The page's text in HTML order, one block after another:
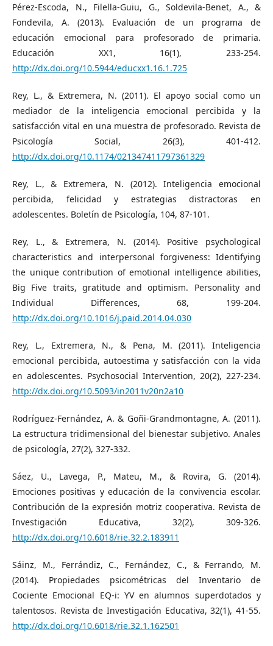
Pérez-Escoda, N., Filella-Guiu, G., Soldevila-Benet, A., &
Fondevila, A. (2013). Evaluación de un programa de
educación emocional para profesorado de primaria.
Educación XX1, 16(1), 233-254.
http://dx.doi.org/10.5944/educxx1.16.1.725
Rey, L., & Extremera, N. (2011). El apoyo social como un
mediador de la inteligencia emocional percibida y la
satisfacción vital en una muestra de profesorado. Revista de
Psicología Social, 26(3), 401-412.
http://dx.doi.org/10.1174/021347411797361329
Rey, L., & Extremera, N. (2012). Inteligencia emocional
percibida, felicidad y estrategias distractoras en
adolescentes. Boletín de Psicología, 104, 87-101.
Rey, L., & Extremera, N. (2014). Positive psychological
characteristics and interpersonal forgiveness: Identifying
the unique contribution of emotional intelligence abilities,
Big Five traits, gratitude and optimism. Personality and
Individual Differences, 68, 199-204.
http://dx.doi.org/10.1016/j.paid.2014.04.030
Rey, L., Extremera, N., & Pena, M. (2011). Inteligencia
emocional percibida, autoestima y satisfacción con la vida
en adolescentes. Psychosocial Intervention, 20(2), 227-234.
http://dx.doi.org/10.5093/in2011v20n2a10
Rodríguez-Fernández, A. & Goñi-Grandmontagne, A. (2011).
La estructura tridimensional del bienestar subjetivo. Anales
de psicología, 27(2), 327-332.
Sáez, U., Lavega, P., Mateu, M., & Rovira, G. (2014).
Emociones positivas y educación de la convivencia escolar.
Contribución de la expresión motriz cooperativa. Revista de
Investigación Educativa, 32(2), 309-326.
http://dx.doi.org/10.6018/rie.32.2.183911
Sáinz, M., Ferrándiz, C., Fernández, C., & Ferrando, M.
(2014). Propiedades psicométricas del Inventario de
Cociente Emocional EQ-i: YV en alumnos superdotados y
talentosos. Revista de Investigación Educativa, 32(1), 41-55.
http://dx.doi.org/10.6018/rie.32.1.162501